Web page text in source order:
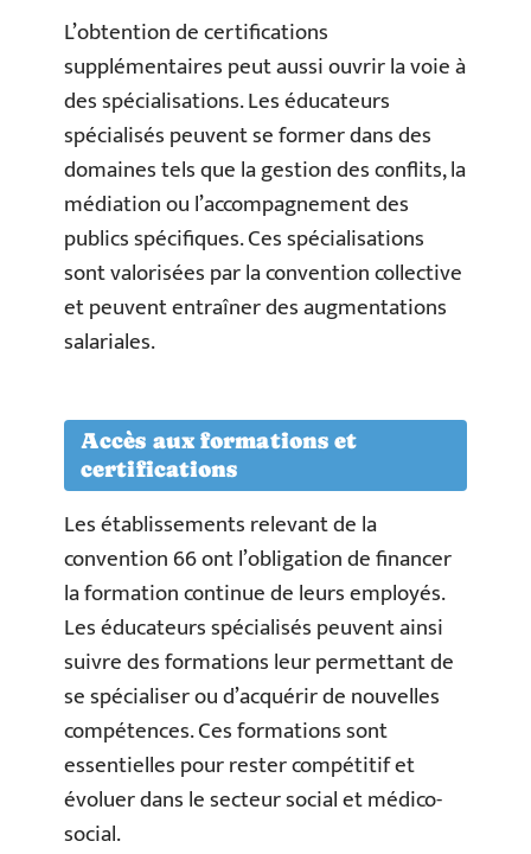
L’obtention de certifications
supplémentaires peut aussi ouvrir la voie à
des spécialisations. Les éducateurs
spécialisés peuvent se former dans des
domaines tels que la gestion des conflits, la
médiation ou l’accompagnement des
publics spécifiques. Ces spécialisations
sont valorisées par la convention collective
et peuvent entraîner des augmentations
salariales.
Accès aux formations et
certifications
Les établissements relevant de la
convention 66 ont l’obligation de financer
la formation continue de leurs employés.
Les éducateurs spécialisés peuvent ainsi
suivre des formations leur permettant de
se spécialiser ou d’acquérir de nouvelles
compétences. Ces formations sont
essentielles pour rester compétitif et
évoluer dans le secteur social et médico-
social.